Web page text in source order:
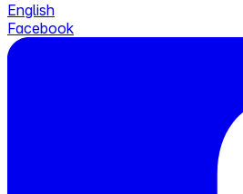
English
Facebook